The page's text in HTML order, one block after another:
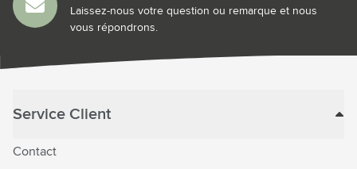
Laissez-nous votre question ou remarque et nous
vous répondrons.
Service Client
Contact